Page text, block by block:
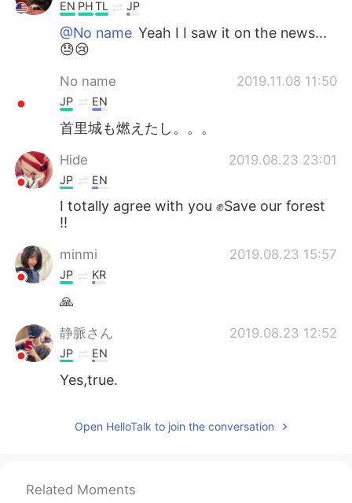
EN PHTL JP
@No name Yeah I I saw it on the news...
😓😢
No name 2019.11.08 11:50
JP EN
首里城も燃えたし。。。
Hide 2019.08.23 23:01
JP EN
I totally agree with you ✊Save our forest
!!
minmi 2019.08.23 15:57
JP KR
🙏
静脈さん 2019.08.23 12:52
JP EN
Yes,true.
Open HelloTalk to join the conversation
Related Moments